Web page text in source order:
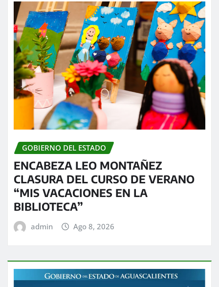
GOBIERNO DEL ESTADO
ENCABEZA LEO MONTAÑEZ
CLASURA DEL CURSO DE VERANO
“MIS VACACIONES EN LA
BIBLIOTECA”
admin Ago 8, 2026